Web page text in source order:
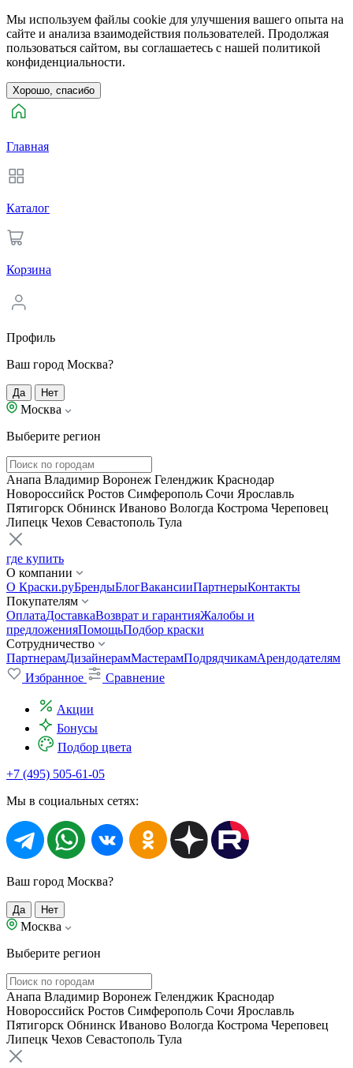
Мы используем файлы cookie для улучшения вашего опыта на
сайте и анализа взаимодействия пользователей. Продолжая
пользоваться сайтом, вы соглашаетесь с нашей политикой
конфиденциальности.
Хорошо, спасибо
Главная
Каталог
Корзина
Профиль
Ваш город Москва?
Да Нет
Москва
Выберите регион
Анапа Владимир Воронеж Геленджик Краснодар
Новороссийск Ростов Симферополь Сочи Ярославль
Пятигорск Обнинск Иваново Вологда Кострома Череповец
Липецк Чехов Севастополь Тула
где купить
О компании
О Краски.руБрендыБлогВакансииПартнерыКонтакты
Покупателям
ОплатаДоставкаВозврат и гарантияЖалобы и
предложенияПомощьПодбор краски
Сотрудничество
ПартнерамДизайнерамМастерамПодрядчикамАрендодателям
Избранное
Сравнение
Акции
Бонусы
Подбор цвета
+7 (495) 505-61-05
Мы в социальных сетях:
Ваш город Москва?
Да Нет
Москва
Выберите регион
Анапа Владимир Воронеж Геленджик Краснодар
Новороссийск Ростов Симферополь Сочи Ярославль
Пятигорск Обнинск Иваново Вологда Кострома Череповец
Липецк Чехов Севастополь Тула